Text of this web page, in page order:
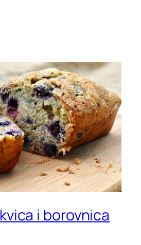
i borovnica